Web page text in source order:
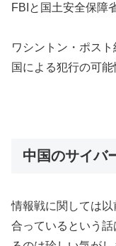
FBIと国土安全保障
ワシントン・ポス
国による犯行の可
中国のサイバ
情報戦に関しては
合っているという